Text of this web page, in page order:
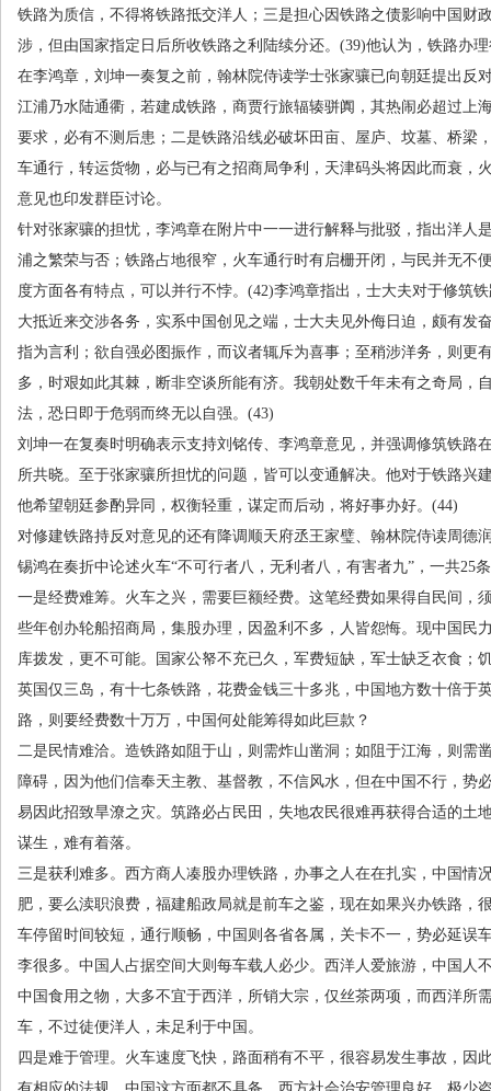
铁路为质信，不得将铁路抵交洋人；三是担心因铁路之债影响中国财
涉，但由国家指定日后所收铁路之利陆续分还。 (39)他认为，铁路办
在李鸿章，刘坤一奏复之前，翰林院侍读学士张家骧已向朝廷提出反
江浦乃水陆通衢，若建成铁路，商贾行旅辐辏骈阗，其热闹必超过上
要求，必有不测后患；二是铁路沿线必破坏田亩、屋庐、坟墓、桥梁
车通行，转运货物，必与已有之招商局争利，天津码头将因此而衰，
意见也印发群臣讨论。
针对张家骧的担忧，李鸿章在附片中一一进行解释与批驳，指出洋人
浦之繁荣与否；铁路占地很窄，火车通行时有启栅开闭，与民并无不
度方面各有特点，可以并行不悖。 (42)李鸿章指出，士大夫对于修筑
大抵近来交涉各务，实系中国创见之端，士大夫见外侮日迫，颇有发
指为言利；欲自强必图振作，而议者辄斥为喜事；至稍涉洋务，则更
多，时艰如此其棘，断非空谈所能有济。我朝处数千年未有之奇局，
法，恐日即于危弱而终无以自强。 (43)
刘坤一在复奏时明确表示支持刘铭传、李鸿章意见，并强调修筑铁路
所共晓。至于张家骧所担忧的问题，皆可以变通解决。他对于铁路兴
他希望朝廷参酌异同，权衡轻重，谋定而后动，将好事办好。 (44)
对修建铁路持反对意见的还有降调顺天府丞王家璧、翰林院侍读周德
锡鸿在奏折中论述火车“不可行者八，无利者八，有害者九”，一共25
一是经费难筹。火车之兴，需要巨额经费。这笔经费如果得自民间，
些年创办轮船招商局，集股办理，因盈利不多，人皆怨悔。现中国民
库拨发，更不可能。国家公帑不充已久，军费短缺，军士缺乏衣食；
英国仅三岛，有十七条铁路，花费金钱三十多兆，中国地方数十倍于
路，则要经费数十万万，中国何处能筹得如此巨款？
二是民情难洽。造铁路如阻于山，则需炸山凿洞；如阻于江海，则需
障碍，因为他们信奉天主教、基督教，不信风水，但在中国不行，势
易因此招致旱潦之灾。筑路必占民田，失地农民很难再获得合适的土
谋生，难有着落。
三是获利难多。西方商人凑股办理铁路，办事之人在在扎实，中国情
肥，要么渎职浪费，福建船政局就是前车之鉴，现在如果兴办铁路，
车停留时间较短，通行顺畅，中国则各省各属，关卡不一，势必延误
李很多。中国人占据空间大则每车载人必少。西洋人爱旅游，中国人
中国食用之物，大多不宜于西洋，所销大宗，仅丝茶两项，而西洋所
车，不过徒便洋人，未足利于中国。
四是难于管理。火车速度飞快，路面稍有不平，很容易发生事故，因